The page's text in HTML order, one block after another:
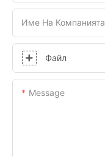
Име На Компанията
Файл
Message